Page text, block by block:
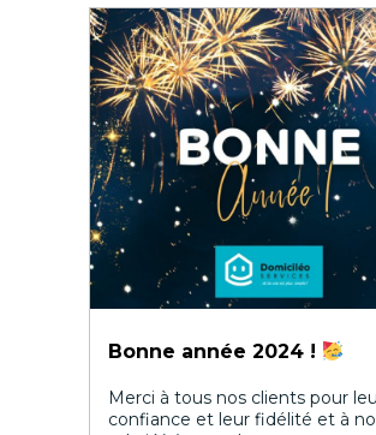
Bonne année 2024 !
Merci à tous nos clients pour
confiance et leur fidélité et à